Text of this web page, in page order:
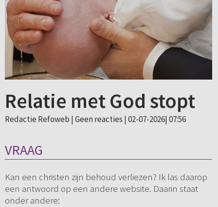
Relatie met God stopt
Redactie Refoweb | Geen reacties | 02-07-2026| 07:56
VRAAG
Kan een christen zijn behoud verliezen? Ik las daarop
een antwoord op een andere website. Daarin staat
onder andere: